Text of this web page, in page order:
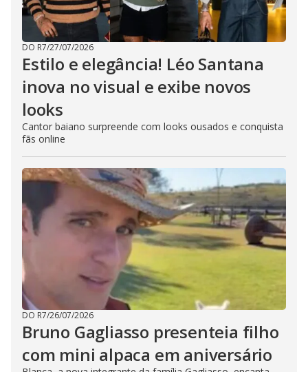
DO R7/27/07/2026
Estilo e elegância! Léo Santana
inova no visual e exibe novos
looks
Cantor baiano surpreende com looks ousados e conquista
fãs online
DO R7/26/07/2026
Bruno Gagliasso presenteia filho
com mini alpaca em aniversário